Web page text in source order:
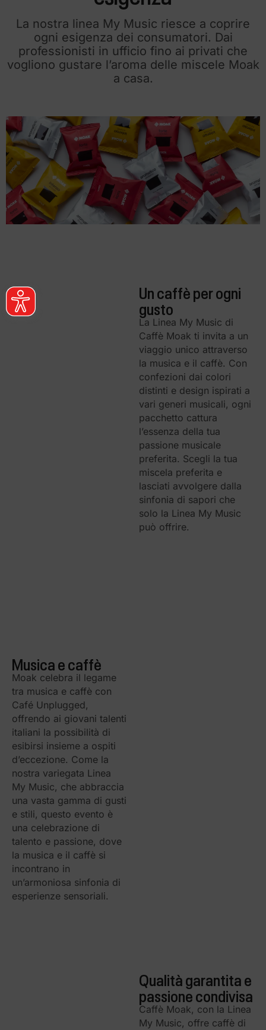
La nostra linea My Music riesce a coprire
ogni esigenza dei consumatori. Dai
professionisti in ufficio fino ai privati che
vogliono gustare l’aroma delle miscele Moak
a casa.
Un caffè per ogni
gusto
La Linea My Music di
Caffè Moak ti invita a un
viaggio unico attraverso
la musica e il caffè. Con
confezioni dai colori
distinti e design ispirati a
vari generi musicali, ogni
pacchetto cattura
l’essenza della tua
passione musicale
preferita. Scegli la tua
miscela preferita e
lasciati avvolgere dalla
sinfonia di sapori che
solo la Linea My Music
può offrire.
Musica e caffè
Moak celebra il legame
tra musica e caffè con
Café Unplugged,
offrendo ai giovani talenti
italiani la possibilità di
esibirsi insieme a ospiti
d’eccezione. Come la
nostra variegata Linea
My Music, che abbraccia
una vasta gamma di gusti
e stili, questo evento è
una celebrazione di
talento e passione, dove
la musica e il caffè si
incontrano in
un’armoniosa sinfonia di
esperienze sensoriali.
Qualità garantita e
passione condivisa
Caffè Moak, con la Linea
My Music, offre caffè di